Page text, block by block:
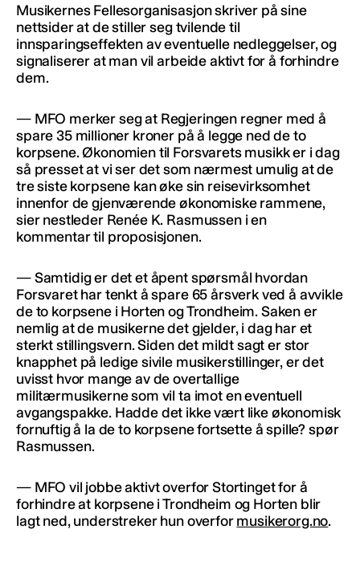
Musikernes Fellesorganisasjon skriver på sine
nettsider at de stiller seg tvilende til
innsparingseffekten av eventuelle nedleggelser, og
signaliserer at man vil arbeide aktivt for å forhindre
dem.
— MFO merker seg at Regjeringen regner med å
spare 35 millioner kroner på å legge ned de to
korpsene. Økonomien til Forsvarets musikk er i dag
så presset at vi ser det som nærmest umulig at de
tre siste korpsene kan øke sin reisevirksomhet
innenfor de gjenværende økonomiske rammene,
sier nestleder Renée K. Rasmussen i en
kommentar til proposisjonen.
— Samtidig er det et åpent spørsmål hvordan
Forsvaret har tenkt å spare 65 årsverk ved å avvikle
de to korpsene i Horten og Trondheim. Saken er
nemlig at de musikerne det gjelder, i dag har et
sterkt stillingsvern. Siden det mildt sagt er stor
knapphet på ledige sivile musikerstillinger, er det
uvisst hvor mange av de overtallige
militærmusikerne som vil ta imot en eventuell
avgangspakke. Hadde det ikke vært like økonomisk
fornuftig å la de to korpsene fortsette å spille? spør
Rasmussen.
— MFO vil jobbe aktivt overfor Stortinget for å
forhindre at korpsene i Trondheim og Horten blir
lagt ned, understreker hun overformusikerorg.no.